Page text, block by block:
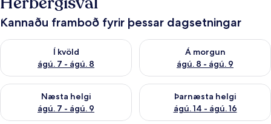
Kannaðu framboð fyrir þessar dagsetningar
Í kvöld
ágú. 7 - ágú. 8
Athuga framboð í kvöld ágú. 7 - ágú. 8
Á morgun
ágú. 8 - ágú. 9
Athuga framboð á morgun
Næsta helgi
ágú. 7 - ágú. 9
Athuga framboð næstu helgi ágú. 7 - ágú. 9
Þarnæsta helgi
ágú. 14 - ágú. 16
Athuga framboð þarnæstu